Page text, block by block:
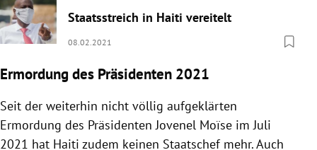
Staatsstreich in Haiti vereitelt
08.02.2021
Ermordung des Präsidenten 2021
Seit der weiterhin nicht völlig aufgeklärten
Ermordung des Präsidenten Jovenel Moïse im Juli
2021 hat Haiti zudem keinen Staatschef mehr. Auch